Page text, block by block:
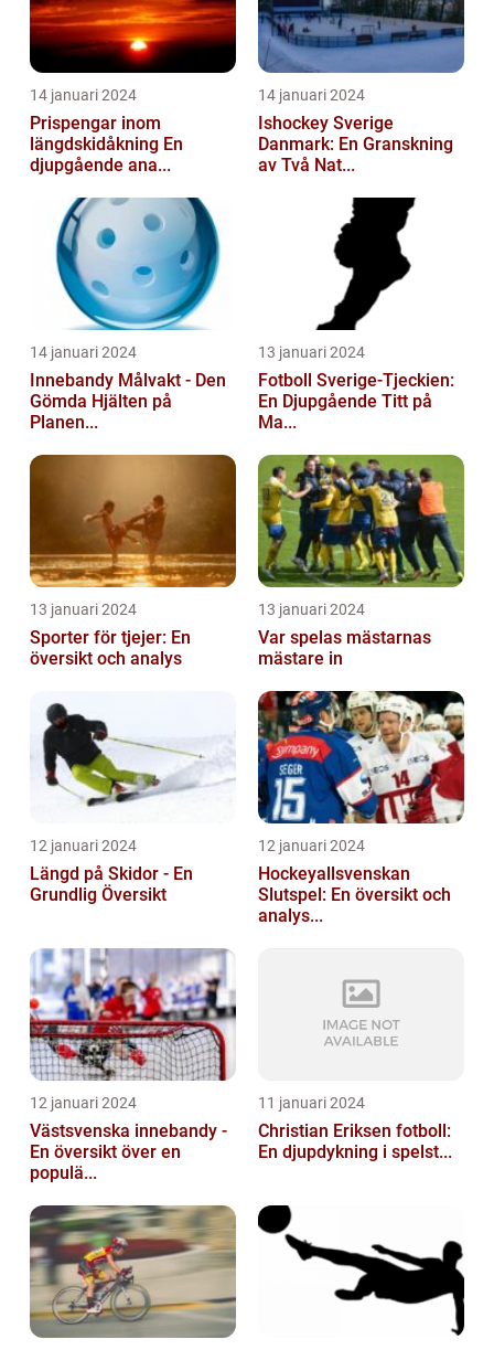
14 januari 2024
Prispengar inom
längdskidåkning En
djupgående ana...
14 januari 2024
Ishockey Sverige
Danmark: En Granskning
av Två Nat...
14 januari 2024
Innebandy Målvakt - Den
Gömda Hjälten på
Planen...
13 januari 2024
Fotboll Sverige-Tjeckien:
En Djupgående Titt på
Ma...
13 januari 2024
Sporter för tjejer: En
översikt och analys
13 januari 2024
Var spelas mästarnas
mästare in
12 januari 2024
Längd på Skidor - En
Grundlig Översikt
12 januari 2024
Hockeyallsvenskan
Slutspel: En översikt och
analys...
12 januari 2024
Västsvenska innebandy -
En översikt över en
populä...
11 januari 2024
Christian Eriksen fotboll:
En djupdykning i spelst...